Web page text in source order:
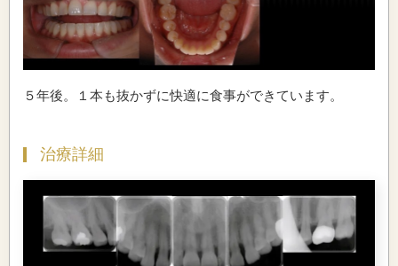
５年後。１本も抜かずに快適に食事ができています。
治療詳細